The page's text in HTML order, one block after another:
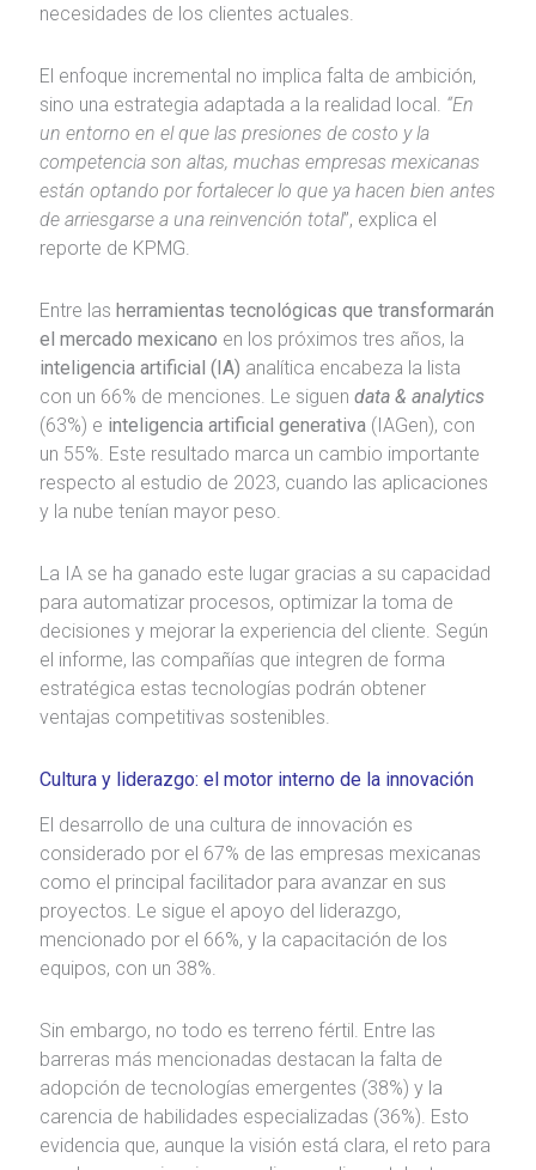
necesidades de los clientes actuales.
El enfoque incremental no implica falta de ambición,
sino una estrategia adaptada a la realidad local. “En
un entorno en el que las presiones de costo y la
competencia son altas, muchas empresas mexicanas
están optando por fortalecer lo que ya hacen bien antes
de arriesgarse a una reinvención total”, explica el
reporte de KPMG.
Entre las herramientas tecnológicas que transformarán
el mercado mexicano en los próximos tres años, la
inteligencia artificial (IA) analítica encabeza la lista
con un 66% de menciones. Le siguen data & analytics
(63%) e inteligencia artificial generativa (IAGen), con
un 55%. Este resultado marca un cambio importante
respecto al estudio de 2023, cuando las aplicaciones
y la nube tenían mayor peso.
La IA se ha ganado este lugar gracias a su capacidad
para automatizar procesos, optimizar la toma de
decisiones y mejorar la experiencia del cliente. Según
el informe, las compañías que integren de forma
estratégica estas tecnologías podrán obtener
ventajas competitivas sostenibles.
Cultura y liderazgo: el motor interno de la innovación
El desarrollo de una cultura de innovación es
considerado por el 67% de las empresas mexicanas
como el principal facilitador para avanzar en sus
proyectos. Le sigue el apoyo del liderazgo,
mencionado por el 66%, y la capacitación de los
equipos, con un 38%.
Sin embargo, no todo es terreno fértil. Entre las
barreras más mencionadas destacan la falta de
adopción de tecnologías emergentes (38%) y la
carencia de habilidades especializadas (36%). Esto
evidencia que, aunque la visión está clara, el reto para